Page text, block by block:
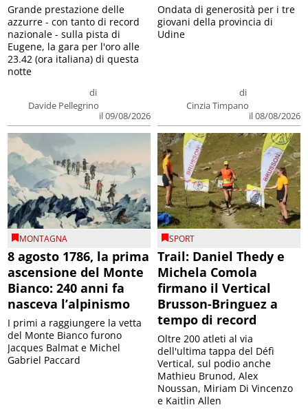
di
Davide Pellegrino
il 09/08/2026
Grande prestazione delle
azzurre - con tanto di record
nazionale - sulla pista di
Eugene, la gara per l'oro alle
23.42 (ora italiana) di questa
notte
di
Cinzia Timpano
il 08/08/2026
Ondata di generosità per i tre
giovani della provincia di
Udine
MONTAGNA
8 agosto 1786, la prima
ascensione del Monte
Bianco: 240 anni fa
nasceva l’alpinismo
I primi a raggiungere la vetta
del Monte Bianco furono
Jacques Balmat e Michel
Gabriel Paccard
SPORT
Trail: Daniel Thedy e
Michela Comola
firmano il Vertical
Brusson-Bringuez a
tempo di record
Oltre 200 atleti al via
dell'ultima tappa del Défì
Vertical, sul podio anche
Mathieu Brunod, Alex
Noussan, Miriam Di Vincenzo
e Kaitlin Allen